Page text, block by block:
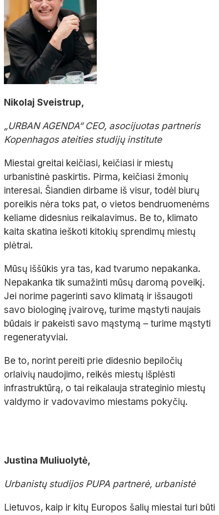
Nikolaj Sveistrup,
„URBAN AGENDA“ CEO, asocijuotas partneris
Kopenhagos ateities studijų institute
Miestai greitai keičiasi, keičiasi ir miestų
urbanistinė paskirtis. Pirma, keičiasi žmonių
interesai. Šiandien dirbame iš visur, todėl biurų
poreikis nėra toks pat, o vietos bendruomenėms
keliame didesnius reikalavimus. Be to, klimato
kaita skatina ieškoti kitokių sprendimų miestų
plėtrai.
Mūsų iššūkis yra tas, kad tvarumo nepakanka.
Nepakanka tik sumažinti mūsų daromą poveikį.
Jei norime pagerinti savo klimatą ir išsaugoti
savo biologinę įvairovę, turime mąstyti naujais
būdais ir pakeisti savo mąstymą – turime mąstyti
regeneratyviai.
Be to, norint pereiti prie didesnio bepiločių
orlaivių naudojimo, reikės miestų išplėsti
infrastruktūrą, o tai reikalauja strateginio miestų
valdymo ir vadovavimo miestams pokyčių.
Justina Muliuolytė,
Urbanistų studijos PUPA partnerė, urbanistė
Lietuvos, kaip ir kitų Europos šalių miestai turi būti